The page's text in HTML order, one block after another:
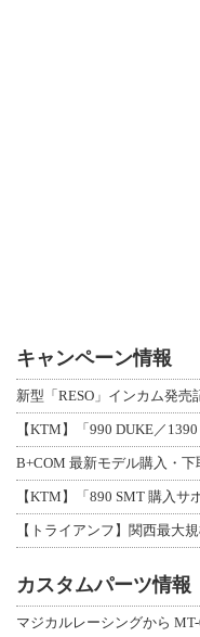
キャンペーン情報
【KTM】「990 DUKE／
【KTM】「890 SMT 購入
カスタムパーツ情報